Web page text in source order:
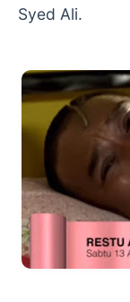
Syed Ali.